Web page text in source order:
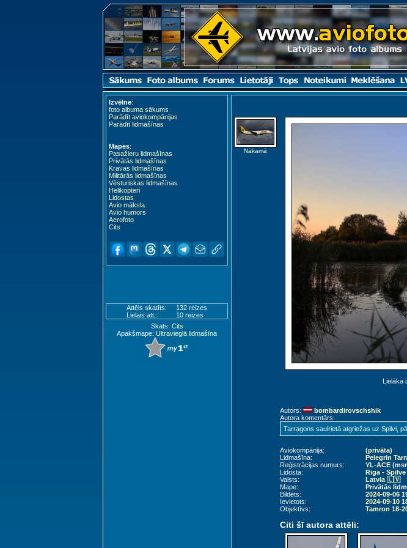
Izvēlne:
foto albuma sākums
Parādīt aviokompānijas
Parādīt lidmašīnas
Mapes:
Pasažieru lidmašīnas
Privātās lidmašīnas
Kravas lidmašīnas
Militārās lidmašīnas
Vēsturiskas lidmašīnas
Helikopteri
Lidostas
Avio māksla
Avio humors
Aerofoto
Cits
Attēls skatīts:
132 reizes
Lielais att.:
10 reizes
Skats: Cits
Apakšmape: Ultravieglā lidmašīna
Nākamā
Lielāka
Autors:
bombardirovschshik
Autora komentārs:
Tarragons saulrietā atgriežas uz Spilvi,
Aviokompānija:
(privāta)
Lidmašīna:
Pelegrin
Reģistrācijas numurs:
YL-ACE
Lidosta:
Riga - Spilve
Valsts:
Latvia 🇱🇻
Mape:
Privātās
Bildēts:
2024-09-06
Ievietots:
2024-09-10
Objektīvs:
Tamron 18-
Citi šī autora attēli: